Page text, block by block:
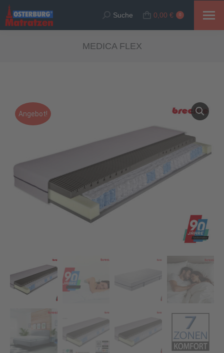
Suche:
Suche 0,00 € 0
MEDICA FLEX
Angebot!